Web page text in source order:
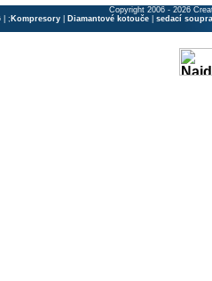
Copyright 2006 - 2026
| ; Kompresory Diamantové kotouče sedací